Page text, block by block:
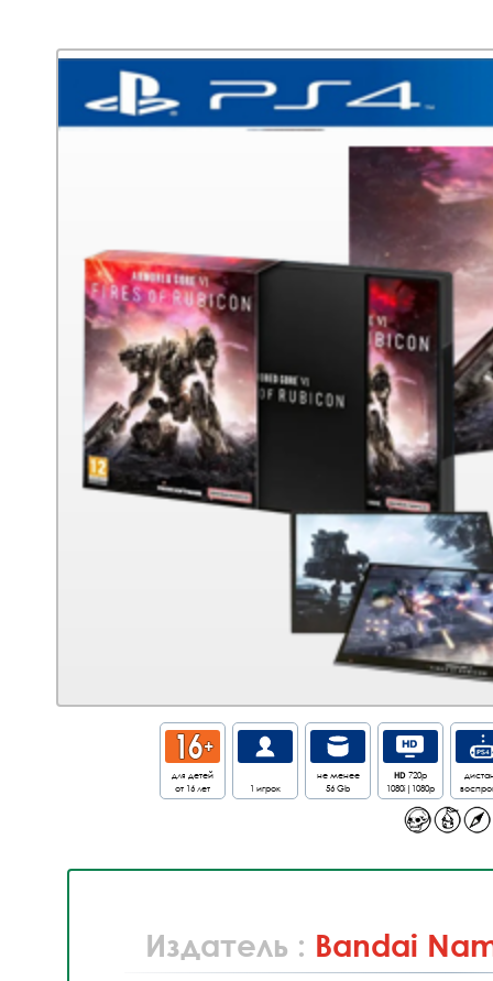
для детей
от 16 лет
1 игрок
не менее
56 Gb
HD720p
1080i|1080p
Издатель : Bandai